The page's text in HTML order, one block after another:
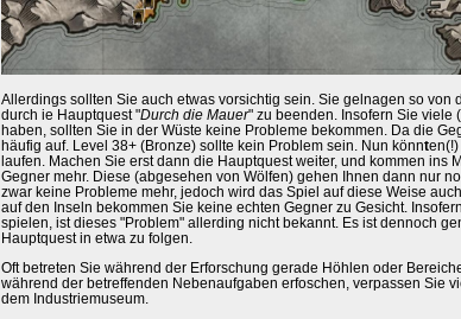
Allerdings sollten Sie auch etwas vorsichtig sein. Sie gelnagen so von
durch ie Hauptquest "Durch die Mauer" zu beenden. Insofern Sie viele
haben, sollten Sie in der Wüste keine Probleme bekommen. Da die
häufig auf. Level 38+ (Bronze) sollte kein Problem sein. Nun könnt
laufen. Machen Sie erst dann die Hauptquest weiter, und kommen ins
Gegner mehr. Diese (abgesehen von Wölfen) gehen Ihnen dann nur
zwar keine Probleme mehr, jedoch wird das Spiel auf diese Weise
auf den Inseln bekommen Sie keine echten Gegner zu Gesicht.
spielen, ist dieses "Problem" allerding nicht bekannt. Es ist dennoch
Hauptquest in etwa zu folgen.
Oft betreten Sie während der Erforschung gerade Höhlen oder
während der betreffenden Nebenaufgaben erfoschen, verpassen Sie
dem Industriemuseum.